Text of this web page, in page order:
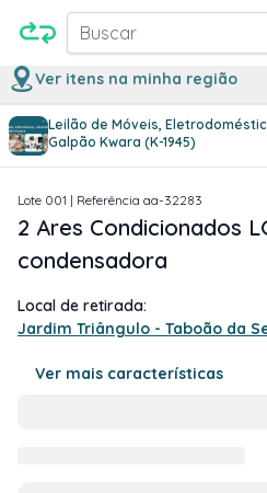
Buscar
Ver itens na minha região
Leilão de Móveis,
Galpão Kwara (K-1945)
1/2
Lote 001 | Referência aa-32283
2 Ares Condicionados
condensadora
Local de retirada:
Jardim Triângulo - Taboão da
Ver mais características